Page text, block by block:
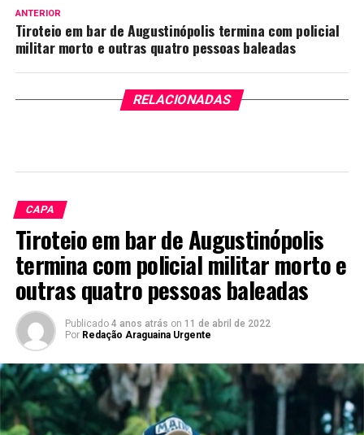
ANTERIOR
Tiroteio em bar de Augustinópolis termina com policial
militar morto e outras quatro pessoas baleadas
RELACIONADAS
CAPA
Tiroteio em bar de Augustinópolis
termina com policial militar morto e
outras quatro pessoas baleadas
Publicado 4 anos atrás on 11 de abril de 2022
Por Redação Araguaina Urgente